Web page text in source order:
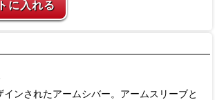
インされたアームシバー。アームスリーブと